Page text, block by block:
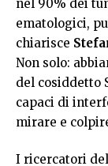
nel 90% dei
ematologici,
chiarisce
Non solo:
del cosiddetto
capaci di
mirare e
I ricercatori